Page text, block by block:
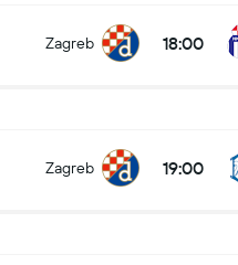
Zagreb 18:00
Zagreb 19:00